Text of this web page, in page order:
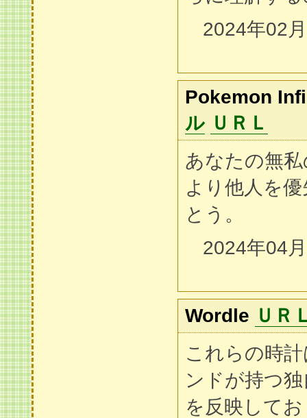
2024年02
Pokemon
ル ＵＲＬ
あなたの無
より他人を
とう。
2024年04
Wordle ＵＲ
これらの時
ンドが持つ
を反映して